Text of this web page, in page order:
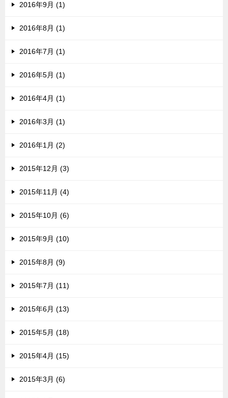
2016年9月 (1)
2016年8月 (1)
2016年7月 (1)
2016年5月 (1)
2016年4月 (1)
2016年3月 (1)
2016年1月 (2)
2015年12月 (3)
2015年11月 (4)
2015年10月 (6)
2015年9月 (10)
2015年8月 (9)
2015年7月 (11)
2015年6月 (13)
2015年5月 (18)
2015年4月 (15)
2015年3月 (6)